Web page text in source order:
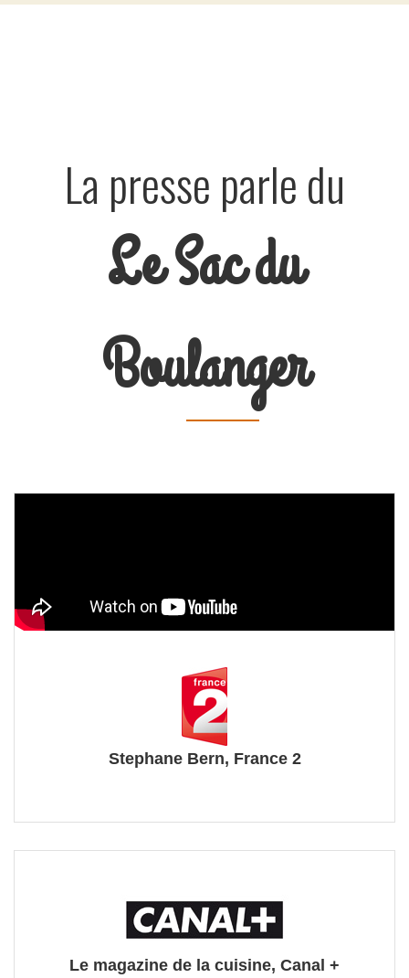
La presse parle du
Le Sac du
Boulanger
Stephane Bern, France 2
Le magazine de la cuisine, Canal +